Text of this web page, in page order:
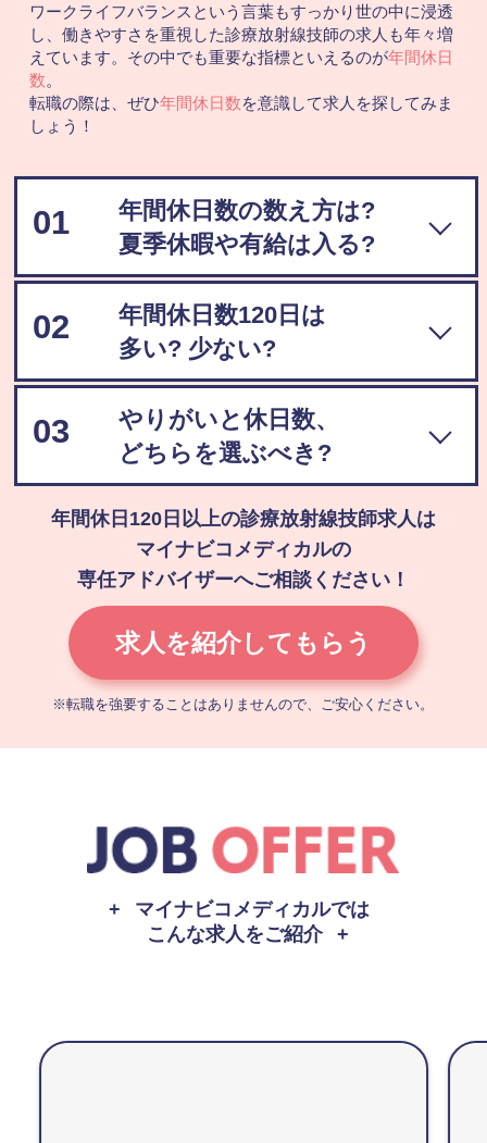
ワークライフバランスという言葉もすっかり世の中に浸透
し、 働きやすさを重視した診療放射線技師の求人も年々増
えています。 その中でも重要な指標といえるのが年間休日
数。
転職の際は、ぜひ年間休日数を意識して求人を探してみま
しょう！
01
年間休日数の数え方は?
夏季休暇や有給は入る?
02
年間休日数120日は
多い? 少ない?
03
やりがいと休日数、
どちらを選ぶべき?
年間休日120日以上の診療放射線技師求人は
マイナビコメディカルの
専任アドバイザーへご相談ください！
求人を紹介してもらう
※転職を強要することはありませんので、ご安⼼ください。
マイナビコメディカルでは
こんな求人をご紹介